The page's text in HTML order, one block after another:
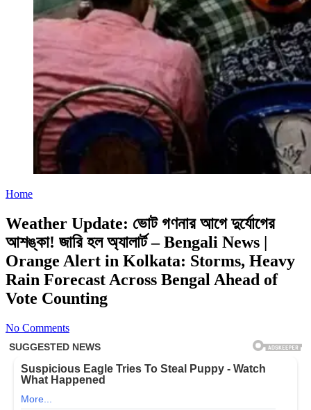
Home
Weather Update: ভোট গণনার আগে দুর্যোগের
আশঙ্কা! জারি হল অ্যালার্ট – Bengali News |
Orange Alert in Kolkata: Storms, Heavy
Rain Forecast Across Bengal Ahead of
Vote Counting
No Comments